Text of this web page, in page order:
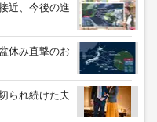
近、今後の進
休み直撃のお
られ続けた夫